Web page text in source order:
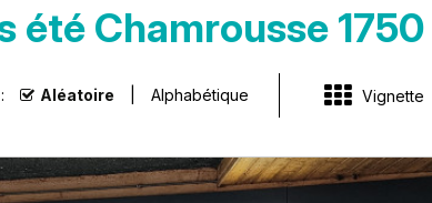
été Chamrousse
Vignette
Aléatoire Alphabétique